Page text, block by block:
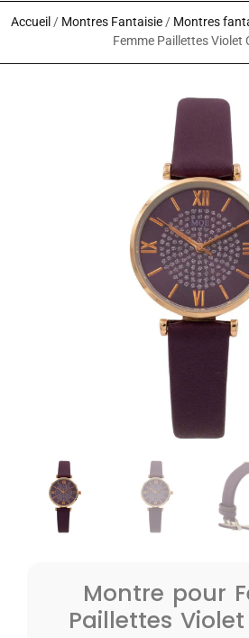
Accueil / Montres Fantaisie/ Montres
Femme Paillettes Violet
Montre pour
Paillettes Violet